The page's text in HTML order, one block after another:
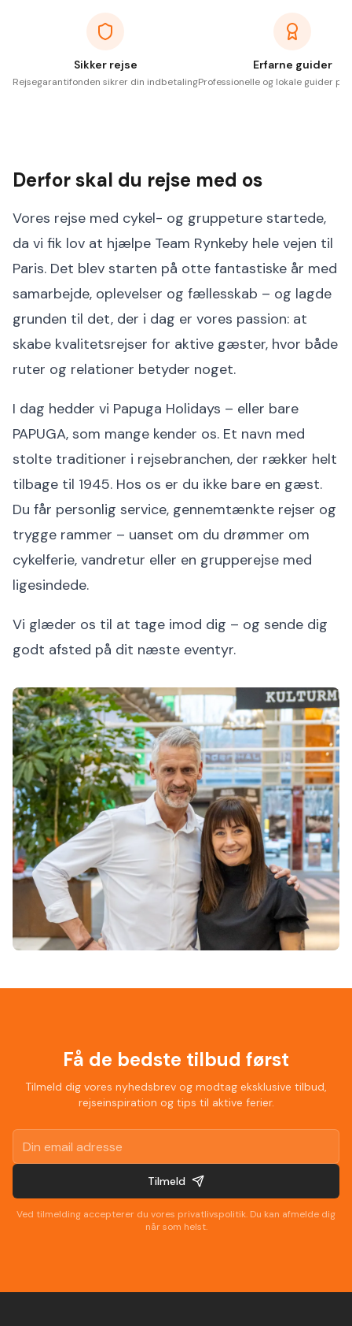
Sikker rejse
Rejsegarantifonden sikrer din indbetaling
Erfarne guider
Professionelle og lokale guider på
Derfor skal du rejse med os
Vores rejse med cykel- og gruppeture startede,
da vi fik lov at hjælpe Team Rynkeby hele vejen til
Paris. Det blev starten på otte fantastiske år med
samarbejde, oplevelser og fællesskab – og lagde
grunden til det, der i dag er vores passion: at
skabe kvalitetsrejser for aktive gæster, hvor både
ruter og relationer betyder noget.
I dag hedder vi Papuga Holidays – eller bare
PAPUGA, som mange kender os. Et navn med
stolte traditioner i rejsebranchen, der rækker helt
tilbage til 1945. Hos os er du ikke bare en gæst.
Du får personlig service, gennemtænkte rejser og
trygge rammer – uanset om du drømmer om
cykelferie, vandretur eller en grupperejse med
ligesindede.
Vi glæder os til at tage imod dig – og sende dig
godt afsted på dit næste eventyr.
Få de bedste tilbud først
Tilmeld dig vores nyhedsbrev og modtag eksklusive tilbud,
rejseinspiration og tips til aktive ferier.
Tilmeld
Ved tilmelding accepterer du vores privatlivspolitik. Du kan afmelde dig
når som helst.